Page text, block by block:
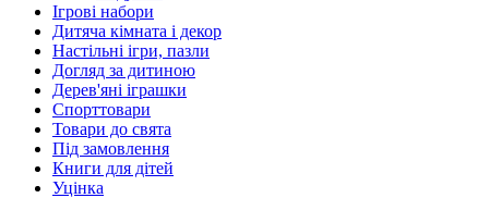
Ігрові набори
Дитяча кімната і декор
Настільні ігри, пазли
Догляд за дитиною
Дерев'яні іграшки
Спорттовари
Товари до свята
Під замовлення
Книги для дітей
Уцінка